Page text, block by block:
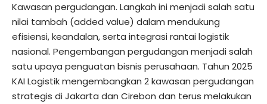
Kawasan pergudangan. Langkah ini menjadi salah satu
nilai tambah (added value) dalam mendukung
efisiensi, keandalan, serta integrasi rantai logistik
nasional. Pengembangan pergudangan menjadi salah
satu upaya penguatan bisnis perusahaan. Tahun 2025
KAI Logistik mengembangkan 2 kawasan pergudangan
strategis di Jakarta dan Cirebon dan terus melakukan